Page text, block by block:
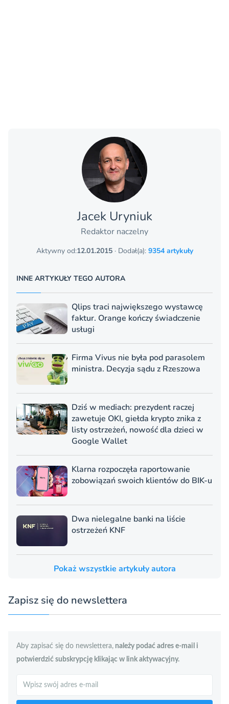
Jacek Uryniuk
Redaktor naczelny
Aktywny od:12.01.2015· Dodał(a): 9354 artykuły
INNE ARTYKUŁY TEGO AUTORA
Qlips traci największego wystawcę
faktur. Orange kończy świadczenie
usługi
Firma Vivus nie była pod parasolem
ministra. Decyzja sądu z Rzeszowa
Dziś w mediach: prezydent raczej
zawetuje OKI, giełda krypto znika z
listy ostrzeżeń, nowość dla dzieci w
Google Wallet
Klarna rozpoczęła raportowanie
zobowiązań swoich klientów do BIK-u
Dwa nielegalne banki na liście
ostrzeżeń KNF
Pokaż wszystkie artykuły autora
Zapisz się do newslettera
Aby zapisać się do newslettera, należy podać adres e-mail i
potwierdzić subskrypcję klikając w link aktywacyjny.